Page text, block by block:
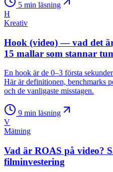
5 min läsning
H
Kreativ
Hook (video) — vad det
15 mallar som stannar
En hook är de 0–3 första
Här är definitionen, benchmarks
och de vanligaste misstagen.
9 min läsning
V
Mätning
Vad är ROAS på video?
filminvestering